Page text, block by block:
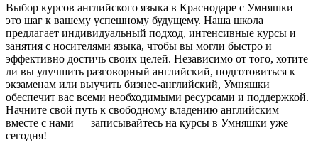
Выбор курсов английского языка в Краснодаре с Умняшки —
это шаг к вашему успешному будущему. Наша школа
предлагает индивидуальный подход, интенсивные курсы и
занятия с носителями языка, чтобы вы могли быстро и
эффективно достичь своих целей. Независимо от того, хотите
ли вы улучшить разговорный английский, подготовиться к
экзаменам или выучить бизнес-английский, Умняшки
обеспечит вас всеми необходимыми ресурсами и поддержкой.
Начните свой путь к свободному владению английским
вместе с нами — записывайтесь на курсы в Умняшки уже
сегодня!